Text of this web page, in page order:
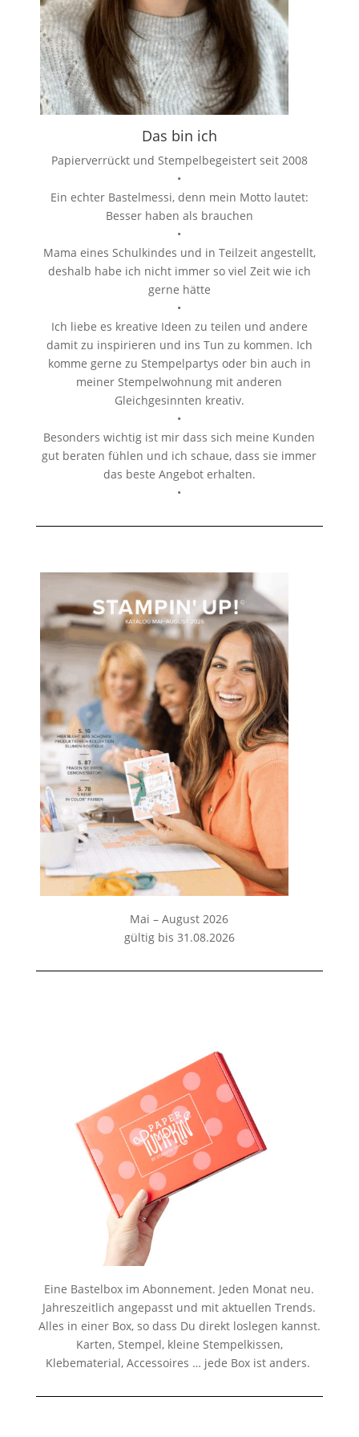
Das bin ich
Papierverrückt und Stempelbegeistert seit 2008
•
Ein echter Bastelmessi, denn mein Motto lautet:
Besser haben als brauchen
•
Mama eines Schulkindes und in Teilzeit angestellt,
deshalb habe ich nicht immer so viel Zeit wie ich
gerne hätte
•
Ich liebe es kreative Ideen zu teilen und andere
damit zu inspirieren und ins Tun zu kommen. Ich
komme gerne zu Stempelpartys oder bin auch in
meiner Stempelwohnung mit anderen
Gleichgesinnten kreativ.
•
Besonders wichtig ist mir dass sich meine Kunden
gut beraten fühlen und ich schaue, dass sie immer
das beste Angebot erhalten.
•
Mai – August 2026
gültig bis 31.08.2026
Eine Bastelbox im Abonnement. Jeden Monat neu.
Jahreszeitlich angepasst und mit aktuellen Trends.
Alles in einer Box, so dass Du direkt loslegen kannst.
Karten, Stempel, kleine Stempelkissen,
Klebematerial, Accessoires … jede Box ist anders.